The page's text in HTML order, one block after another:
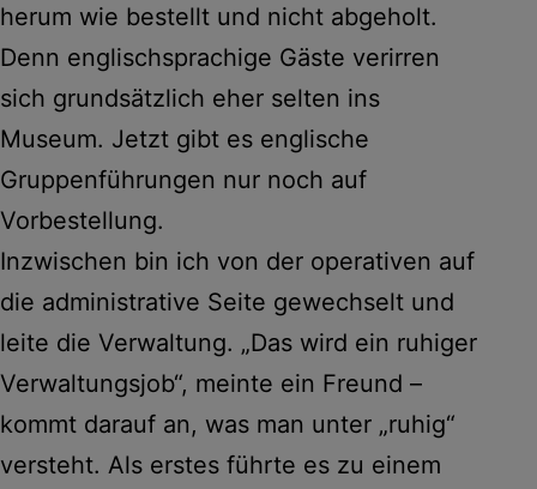
herum wie bestellt und nicht abgeholt.
Denn englischsprachige Gäste verirren
sich grundsätzlich eher selten ins
Museum. Jetzt gibt es englische
Gruppenführungen nur noch auf
Vorbestellung.
Inzwischen bin ich von der operativen auf
die administrative Seite gewechselt und
leite die Verwaltung. „Das wird ein ruhiger
Verwaltungsjob“, meinte ein Freund –
kommt darauf an, was man unter „ruhig“
versteht. Als erstes führte es zu einem